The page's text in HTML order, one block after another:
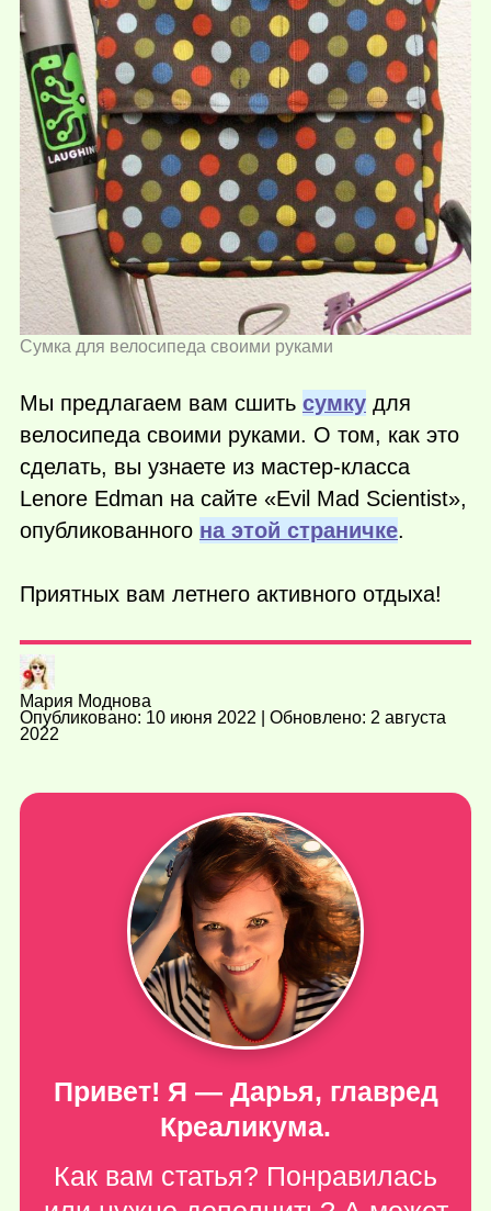
Сумка для велосипеда своими руками
Мы предлагаем вам сшить сумку для
велосипеда своими руками. О том, как это
сделать, вы узнаете из мастер-класса
Lenore Edman на сайте «Evil Mad Scientist»,
опубликованного на этой страничке.
Приятных вам летнего активного отдыха!
Мария Моднова
Опубликовано: 10 июня 2022 | Обновлено: 2 августа
2022
Привет! Я — Дарья, главред
Креаликума.
Как вам статья? Понравилась